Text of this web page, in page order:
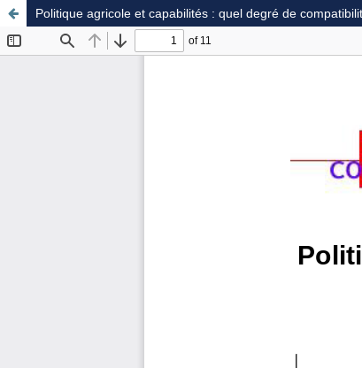
Politique agricole et capabilités : quel degré de